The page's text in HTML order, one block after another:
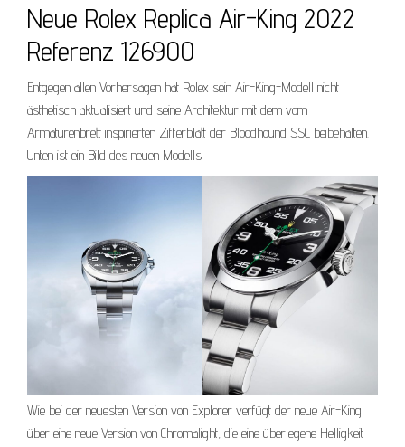
Neue Rolex Replica Air-King 2022
Referenz 126900
Entgegen allen Vorhersagen hat Rolex sein Air-King-Modell nicht
ästhetisch aktualisiert und seine Architektur mit dem vom
Armaturenbrett inspirierten Zifferblatt der Bloodhound SSC beibehalten.
Unten ist ein Bild des neuen Modells
Wie bei der neuesten Version von Explorer verfügt der neue Air-King
über eine neue Version von Chromalight, die eine überlegene Helligkeit